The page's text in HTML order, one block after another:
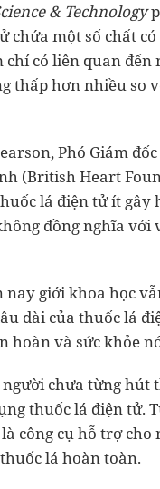
& Technology
chứa một số chất
có liên quan đến
thấp hơn nhiều so
Phó Giám
(British Heart
lá điện tử ít gây
đồng nghĩa với
nay giới khoa học
dài của thuốc lá
hoàn và sức khỏe
chưa từng hút
thuốc lá điện tử.
công cụ hỗ trợ cho
lá hoàn toàn.